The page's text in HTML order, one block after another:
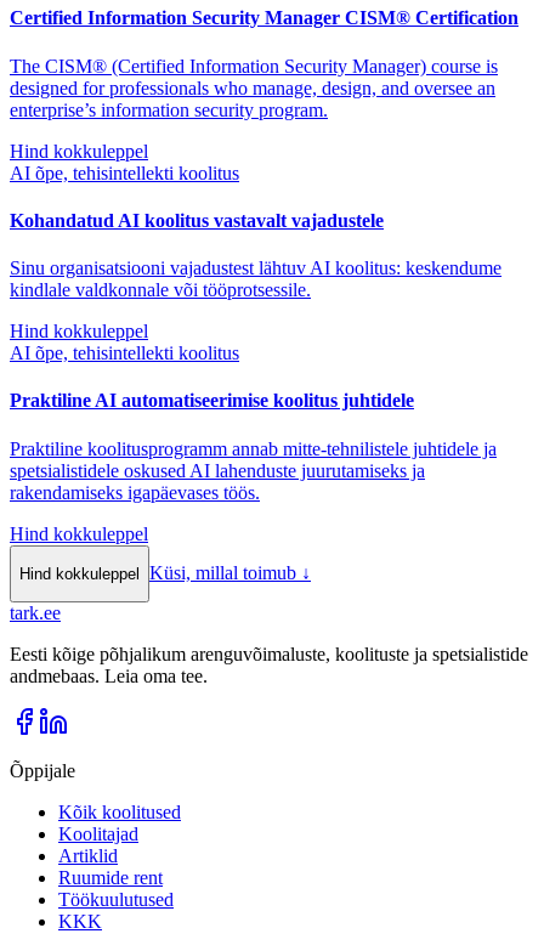
Certified Information Security Manager CISM® Certification
The CISM® (Certified Information Security Manager) course is
designed for professionals who manage, design, and oversee an
enterprise’s information security program.
Hind kokkuleppel
AI õpe, tehisintellekti koolitus
Kohandatud AI koolitus vastavalt vajadustele
Sinu organisatsiooni vajadustest lähtuv AI koolitus: keskendume
kindlale valdkonnale või tööprotsessile.
Hind kokkuleppel
AI õpe, tehisintellekti koolitus
Praktiline AI automatiseerimise koolitus juhtidele
Praktiline koolitusprogramm annab mitte-tehnilistele juhtidele ja
spetsialistidele oskused AI lahenduste juurutamiseks ja
rakendamiseks igapäevases töös.
Hind kokkuleppel
Hind kokkuleppel Küsi, millal toimub ↓
tark.ee
Eesti kõige põhjalikum arenguvõimaluste, koolituste ja spetsialistide
andmebaas. Leia oma tee.
Õppijale
Kõik koolitused
Koolitajad
Artiklid
Ruumide rent
Töökuulutused
KKK